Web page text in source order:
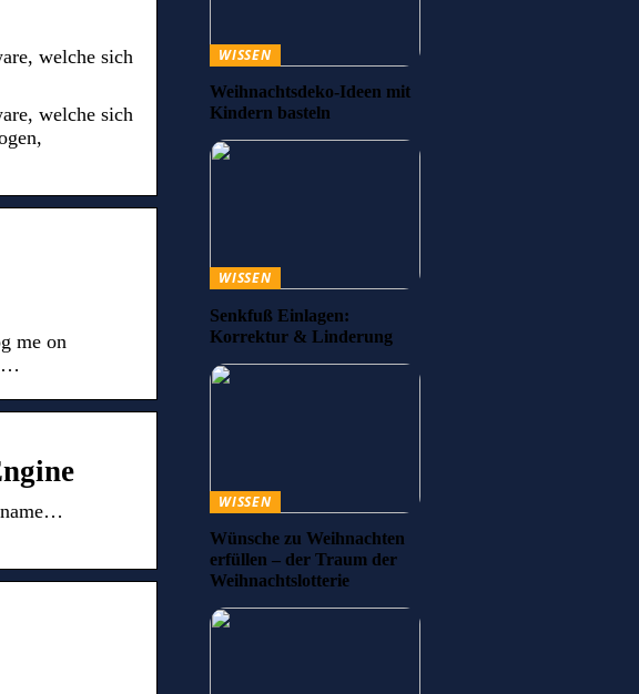
welche sich
welche sich
me on
…
WISSEN
Weihnachtsdeko-Ideen mit
Kindern basteln
WISSEN
Senkfuß Einlagen:
Korrektur & Linderung
WISSEN
Wünsche zu Weihnachten
erfüllen – der Traum der
Weihnachtslotterie